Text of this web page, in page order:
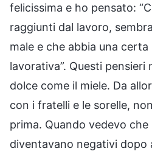
felicissima e ho pensato:
raggiunti dal lavoro,
male e che abbia una
lavorativa”. Questi
dolce come il miele. Da
con i fratelli e le sorelle,
prima. Quando vedevo
diventavano negativi dopo